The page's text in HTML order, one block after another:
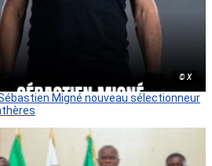
© X
Migné nouveau sélectionneur